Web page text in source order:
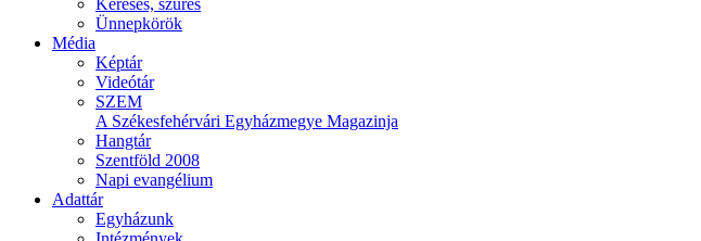
Keresés, szűrés
Ünnepkörök
Média
Képtár
Videótár
SZEM
A Székesfehérvári Egyházmegye Magazinja
Hangtár
Szentföld 2008
Napi evangélium
Adattár
Egyházunk